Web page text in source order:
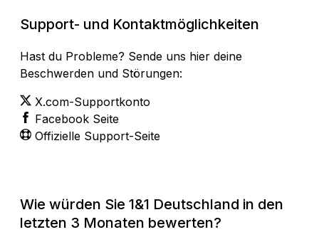
Support- und Kontaktmöglichkeiten
Hast du Probleme? Sende uns hier deine
Beschwerden und Störungen:
X.com-Supportkonto
Facebook Seite
Offizielle Support-Seite
Wie würden Sie 1&1 Deutschland in den
letzten 3 Monaten bewerten?